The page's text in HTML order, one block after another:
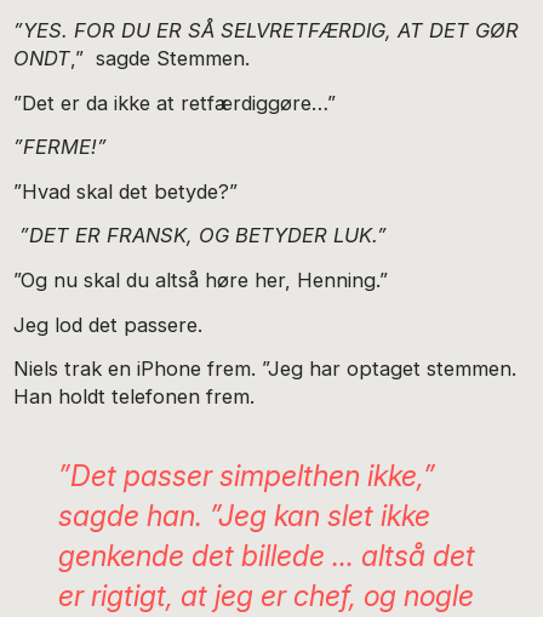
”YES. FOR DU ER SÅ SELVRETFÆRDIG, AT DET GØR
ONDT ,” sagde Stemmen.
”Det er da ikke at retfærdiggøre…”
”FERME!”
”Hvad skal det betyde?”
”DET ER FRANSK, OG BETYDER LUK.”
”Og nu skal du altså høre her, Henning.”
Jeg lod det passere.
Niels trak en iPhone frem. ”Jeg har optaget stemmen.
Han holdt telefonen frem.
”Det passer simpelthen ikke,”
sagde han. ”Jeg kan slet ikke
genkende det billede … altså det
er rigtigt, at jeg er chef, og nogle